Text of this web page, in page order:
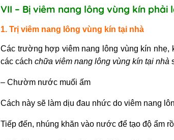
VII – Bị viêm nang lông vùng kín phải
1. Trị viêm nang lông vùng kín tại nhà
Các trường hợp viêm nang lông vùng kín nhẹ,
các cách chữa viêm nang lông vùng kín tại nhà
– Chườm nước muối ấm
Cách này sẽ làm dịu đau nhức do viêm nang
Tiếp đến, nhúng khăn vào nước để tạo độ ẩm